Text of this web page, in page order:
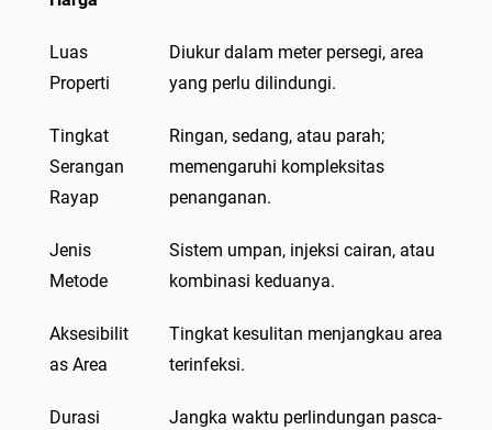
Luas
Properti
Diukur dalam meter persegi, area
yang perlu dilindungi.
Tingkat
Serangan
Rayap
Ringan, sedang, atau parah;
memengaruhi kompleksitas
penanganan.
Jenis
Metode
Sistem umpan, injeksi cairan, atau
kombinasi keduanya.
Aksesibilit
as Area
Tingkat kesulitan menjangkau area
terinfeksi.
Durasi
Jangka waktu perlindungan pasca-